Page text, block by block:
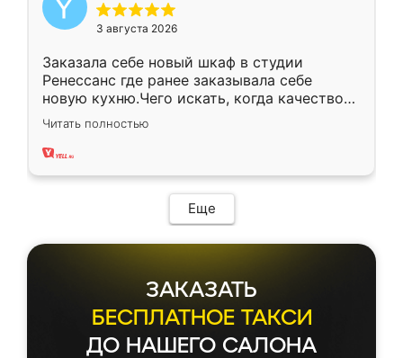
3 августа 2026
Заказала себе новый шкаф в студии
Ренессанс где ранее заказывала себе
новую кухню.Чего искать, когда качеством
вполне довольна. Служит кухня уже почти
два года, нареканий нет.
Читать полностью
Еще
ЗАКАЗАТЬ
БЕСПЛАТНОЕ ТАКСИ
ДО НАШЕГО САЛОНА